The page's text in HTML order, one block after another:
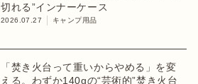
切れる”インナーケース
2026.07.27 キャンプ用品
「焚き火台って重いからやめる」を変
える。わずか140gの“芸術的”焚き火台